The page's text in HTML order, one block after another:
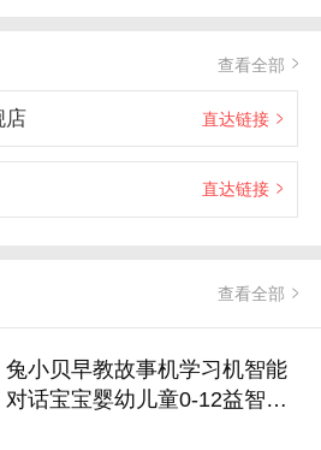
查看全部
店 直达链接
直达链接
查看全部
兔小贝早教故事机学习机智能
对话宝宝婴幼儿童0-12益智玩